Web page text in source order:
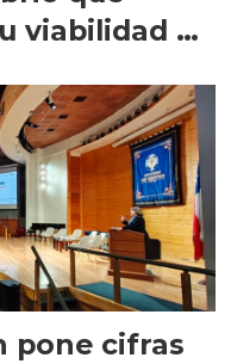
viabilidad de
pone cifras